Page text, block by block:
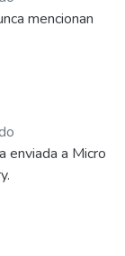
mencionan
enviada a Micro